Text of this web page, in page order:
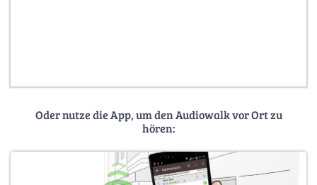
Oder nutze die App, um den Audiowalk vor Ort zu
hören: